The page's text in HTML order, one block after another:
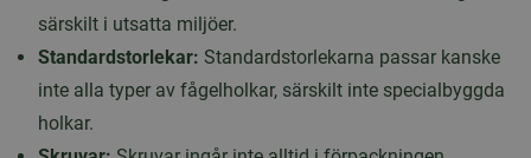
särskilt i utsatta miljöer.
Standardstorlekar: Standardstorlekarna passar kanske
inte alla typer av fågelholkar, särskilt inte specialbyggda
holkar.